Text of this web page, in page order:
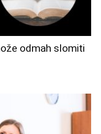
odmah slomiti